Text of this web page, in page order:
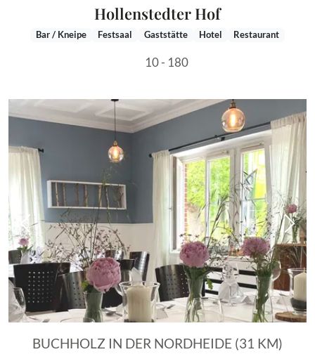
Hollenstedter Hof
Bar / Kneipe Festsaal Gaststätte Hotel Restaurant
10 - 180
Vorheriges Bild
BUCHHOLZ IN DER NORDHEIDE (31 KM)